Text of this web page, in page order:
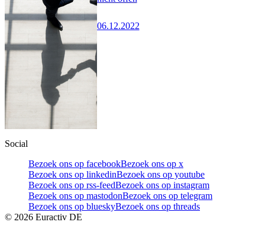
06.12.2022
Social
Bezoek ons op facebookBezoek ons op x
Bezoek ons op linkedinBezoek ons op youtube
Bezoek ons op rss-feedBezoek ons op instagram
Bezoek ons op mastodonBezoek ons op telegram
Bezoek ons op blueskyBezoek ons op threads
© 2026 Euractiv DE